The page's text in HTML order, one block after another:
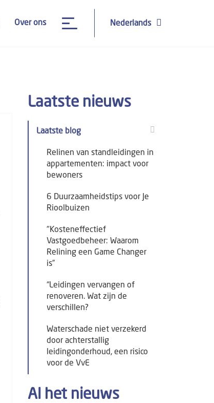
Over ons Nederlands
Laatste nieuws
Laatste blog
Relinen van standleidingen in
appartementen: impact voor
bewoners
6 Duurzaamheidstips voor Je
Rioolbuizen
"Kosteneffectief
Vastgoedbeheer: Waarom
Relining een Game Changer
is”
“Leidingen vervangen of
renoveren. Wat zijn de
verschillen?
Waterschade niet verzekerd
door achterstallig
leidingonderhoud, een risico
voor de VvE
Al het nieuws